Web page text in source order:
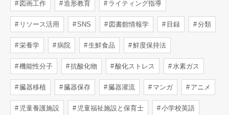
図画工作 造形教育 ライティング指導
リソース活用 SNS 図書館情報学 目録 分類
栄養学 病院 生鮮食品 鮮度保持法
機能性分子 抗酸化物 酸化ストレス 水素ガス
臓器移植 臓器保存 臓器灌流 マンガ アニメ
児童養護施設 児童福祉施設と保育士 小学校英語